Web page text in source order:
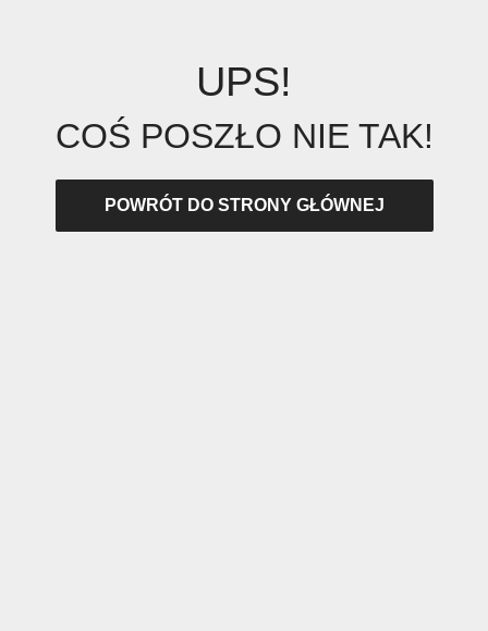
UPS!
COŚ POSZŁO NIE TAK!
POWRÓT DO STRONY GŁÓWNEJ